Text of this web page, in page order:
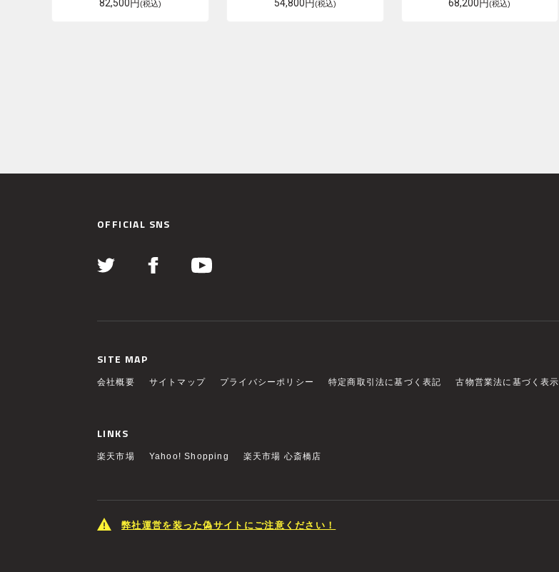
82,500円(税込) 54,800円(税込) 68,200円(税込)
OFFICIAL SNS
SITE MAP
会社概要 サイトマップ プライバシーポリシー 特定商取引法に基づく表記 古物営業法に基づく表示
LINKS
楽天市場 Yahoo! Shopping 楽天市場 心斎橋店
弊社運営を装った偽サイトにご注意ください！